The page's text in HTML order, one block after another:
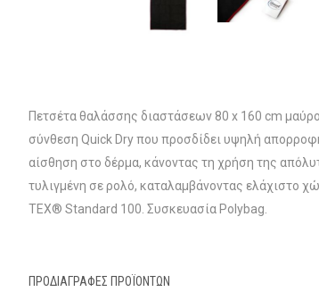
Πετσέτα θαλάσσης διαστάσεων 80 x 160 cm
σύνθεση Quick Dry που προσδίδει υψηλή
αίσθηση στο δέρμα, κάνοντας τη χρήση της
τυλιγμένη σε ρολό, καταλαμβάνοντας ελάχιστο
TEX® Standard 100. Συσκευασία Polybag.
ΠΡΟΔΙΑΓΡΑΦΈΣ ΠΡΟΪΌΝΤΩΝ